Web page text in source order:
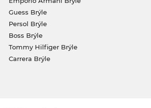
Guess Brýle
Persol Brýle
Boss Brýle
Tommy Hilfiger Brýle
Carrera Brýle